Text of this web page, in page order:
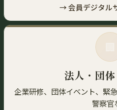
→ 会員デジタル
法人・団
企業研修、団体イベント、緊
警察官